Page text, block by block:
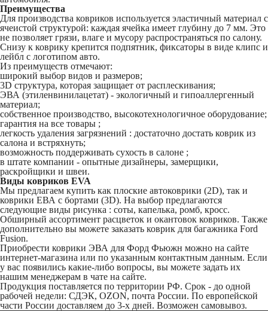
Преимущества
Для производства ковриков используется эластичный материал с
ячеистой структурой: каждая ячейка имеет глубину до 7 мм. Это
не позволяет грязи, влаге и мусору распространяться по салону.
Снизу к коврику крепится подпятник, фиксаторы в виде клипс и
лейбл с логотипом авто.
Из преимуществ отмечают:
широкий выбор видов и размеров;
3D структура, которая защищает от расплескивания;
ЭВА (этиленвинилацетат) - экологичный и гипоаллергенный
материал;
собственное производство, высокотехнологичное оборудование;
гарантия на все товары ;
легкость удаления загрязнений : достаточно достать коврик из
салона и встряхнуть;
возможность поддерживать сухость в салоне ;
в штате компании - опытные дизайнеры, замерщики,
раскройщики и швеи.
Виды ковриков EVA
Мы предлагаем купить как плоские автоковрики (2D), так и
коврики ЕВА с бортами (3D). На выбор предлагаются
следующие виды рисунка : соты, капелька, ромб, кросс.
Обширный ассортимент расцветок и окантовок ковриков. Также
дополнительно вы можете заказать коврик для багажника Ford
Fusion.
Приобрести коврики ЭВА для Форд Фьюжн можно на сайте
интернет-магазина или по указанным контактным данным. Если
у вас появились какие-либо вопросы, вы можете задать их
нашим менеджерам в чате на сайте.
Продукция поставляется по территории РФ. Срок - до одной
рабочей недели: СДЭК, OZON, почта России. По европейской
части России доставляем до 3-х дней. Возможен самовывоз.